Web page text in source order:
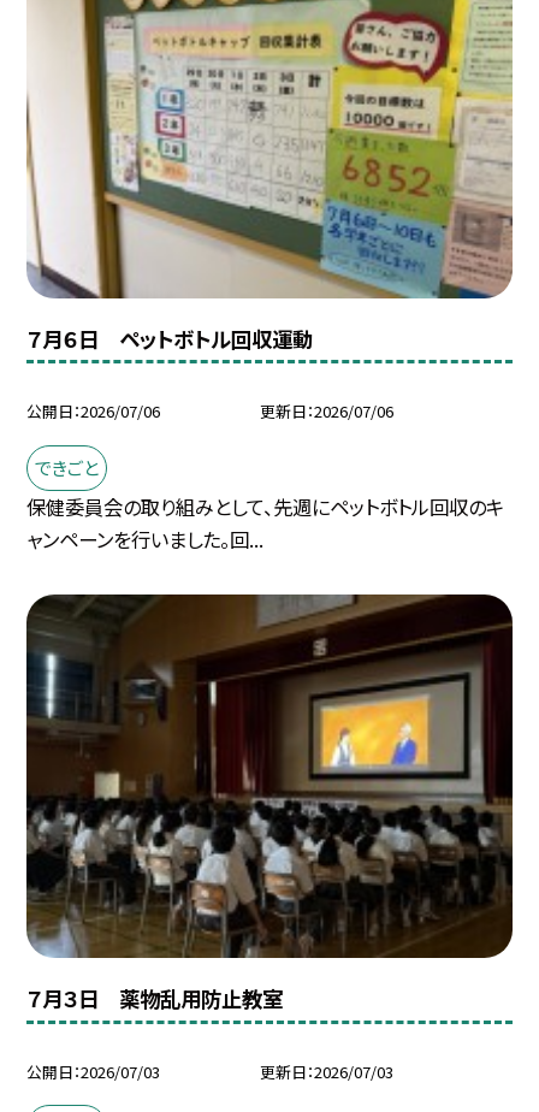
７月６日 ペットボトル回収運動
公開日 2026/07/06 更新日 2026/07/06
できごと
保健委員会の取り組みとして、先週にペットボトル回収のキ
ャンペーンを行いました。回...
７月３日 薬物乱用防止教室
公開日 2026/07/03 更新日 2026/07/03